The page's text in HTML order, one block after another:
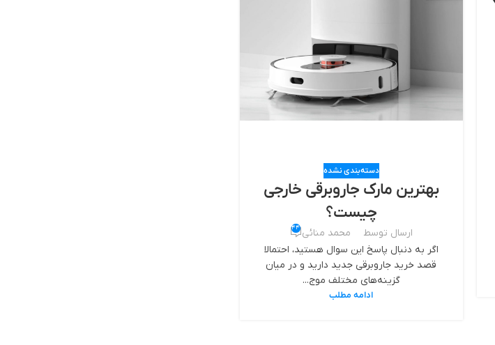
دسته‌بندی نشده
بهترین مارک جاروبرقی خارجی
چیست؟
ارسال توسط محمد منائی 44
اگر به دنبال پاسخ این سوال هستید، احتمالا
قصد خرید جاروبرقی جدید دارید و در میان
گزینه‌های مختلف موج...
ادامه مطلب